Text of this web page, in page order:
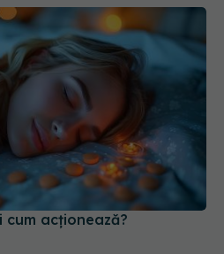
cum acționează?